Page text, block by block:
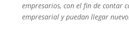
empresarios, con el fin de contar
empresarial y puedan llegar